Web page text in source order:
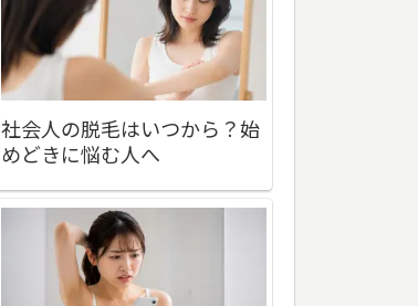
社会人の脱毛はいつから？始
めどきに悩む人へ